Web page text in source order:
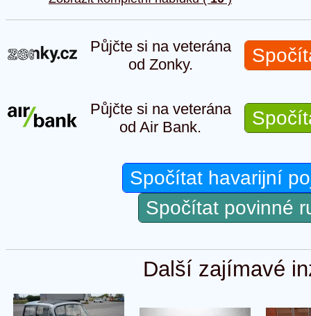
Půjčte si na veterána
od Zonky.
Půjčte si na veterána
od Air Bank.
Spočítat havarijní
Spočítat povinné
Další zajímavé